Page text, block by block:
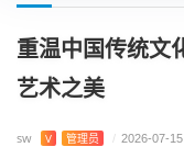
重温中国传统文
艺术之美
sw V 管理员 / 2026-07-